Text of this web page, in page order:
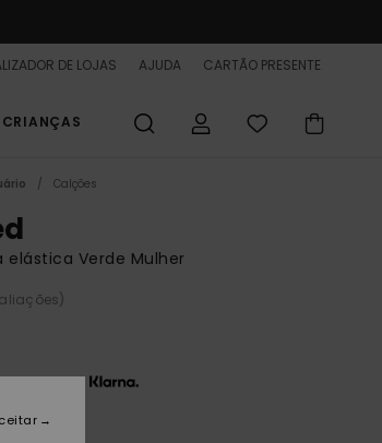
DE LOJAS AJUDA CARTÃO PRESENTE
CRIANÇAS
Calções
Verde Mulher
com a